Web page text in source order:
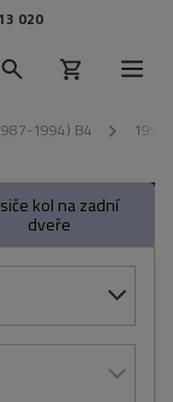
020
1994) B4 1991
kol na zadní
dveře